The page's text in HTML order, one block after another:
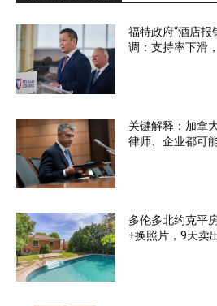
福特政府“酒店报
调：支持率下滑
关键解释：加拿
律师、企业都可
多伦多北约克平
+换照片，9天卖